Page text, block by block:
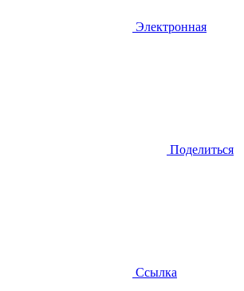
Электронная
Поделиться
Ссылка